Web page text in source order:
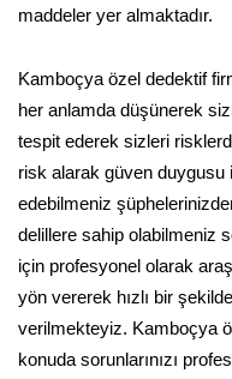
maddeler yer almaktadır.
Kamboçya özel dedektif
her anlamda düşünerek
tespit ederek sizleri
risk alarak güven duygusu
edebilmeniz
delillere sahip olabilmeniz
için profesyonel olarak
yön vererek hızlı bir
verilmekteyiz. Kamboçya
konuda sorunlarınızı